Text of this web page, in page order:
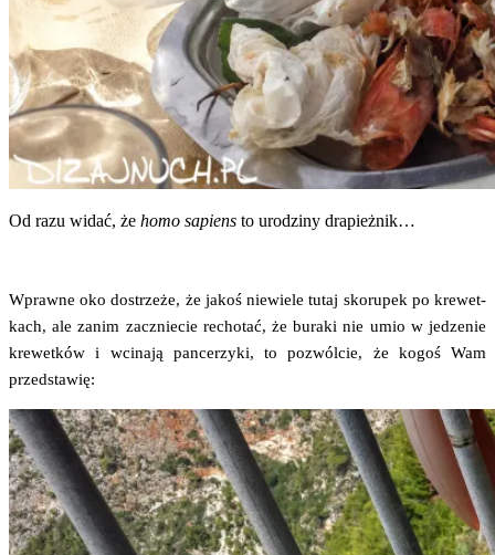
Od razu widać, że homo sapiens to uro­dzi­ny drapieżnik…
Wpraw­ne oko dostrze­że, że jakoś nie­wie­le tutaj sko­ru­pek po kre­wet­
kach, ale zanim zacznie­cie recho­tać, że bura­ki nie umio w jedze­nie
kre­wet­ków i wci­na­ją pan­ce­rzy­ki, to pozwól­cie, że kogoś Wam
przedstawię: